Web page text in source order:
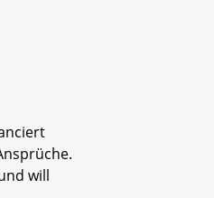
will